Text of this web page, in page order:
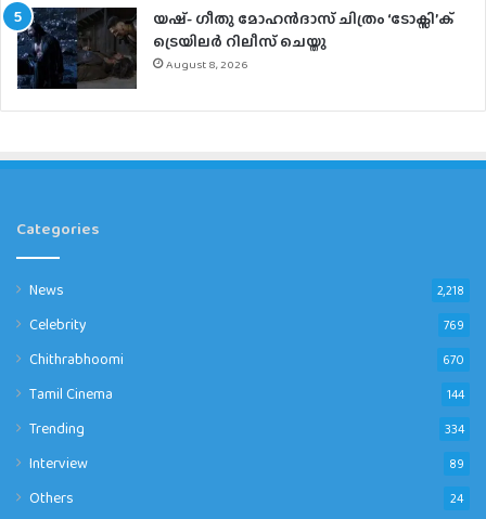
യഷ്- ​ഗീതു മോഹൻദാസ് ചിത്രം ‘ടോക്സി’ക്
ട്രെയിലർ റിലീസ് ചെയ്തു
August 8, 2026
Categories
News 2,218
Celebrity 769
Chithrabhoomi 670
Tamil Cinema 144
Trending 334
Interview 89
Others 24